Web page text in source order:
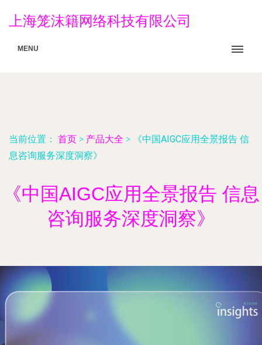
上海笼沫籍网络科技有限公司
MENU
当前位置： 首页 > 产品大全 >
《中国AIGC应用全景报告 信
息咨询服务深度洞察》
《中国AIGC应用全景报告 信息
咨询服务深度洞察》